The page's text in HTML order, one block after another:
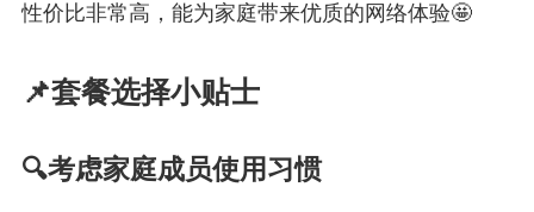
性价比非常高，能为家庭带来优质的网络体验🤩
📌套餐选择小贴士
🔍考虑家庭成员使用习惯